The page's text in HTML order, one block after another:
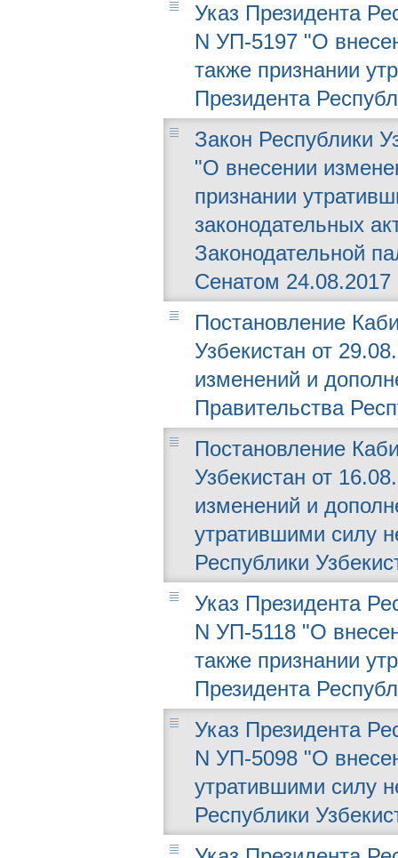
Указ Президента
N УП-5197 "О
также признании
Президента
Закон Республики
"О внесении
признании
законодательных
Законодательной
Сенатом 24.08.2017
Постановление
Узбекистан от
изменений и
Правительства
Постановление
Узбекистан от
изменений и
утратившими силу
Республики
Указ Президента
N УП-5118 "О
также признании
Президента
Указ Президента
N УП-5098 "О
утратившими силу
Республики